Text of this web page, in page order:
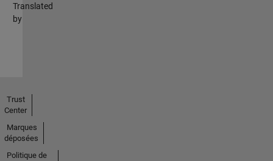
Translated
by
Trust
Center
Marques
déposées
Politique de